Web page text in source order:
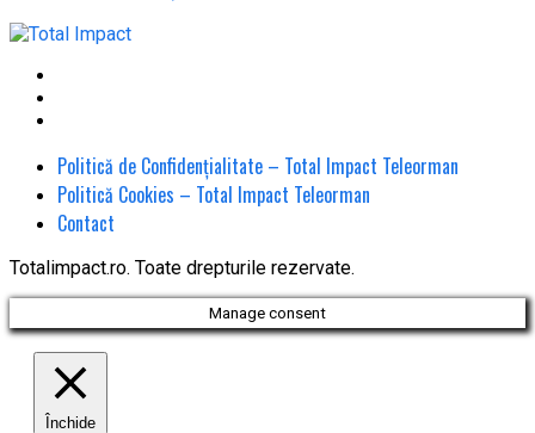
Politică de Confidențialitate – Total Impact Teleorman
Politică Cookies – Total Impact Teleorman
Contact
Totalimpact.ro. Toate drepturile rezervate.
Manage consent
Închide